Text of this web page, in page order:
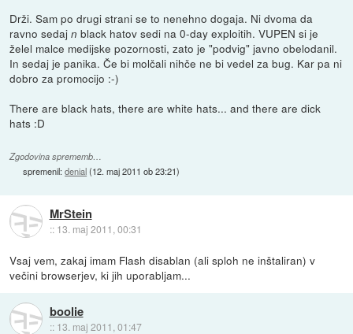
Drži. Sam po drugi strani se to nenehno dogaja. Ni dvoma da
ravno sedajn black hatov sedi na 0-day exploitih. VUPEN si je
želel malce medijske pozornosti, zato je "podvig" javno obelodanil.
In sedaj je panika. Če bi molčali nihče ne bi vedel za bug. Kar pa ni
dobro za promocijo :-)
There are black hats, there are white hats... and there are dick
hats :D
Zgodovina sprememb…
spremenil:denial(12. maj 2011 ob 23:21)
MrStein
:: 13. maj 2011, 00:31
Vsaj vem, zakaj imam Flash disablan (ali sploh ne inštaliran) v
večini browserjev, ki jih uporabljam...
boolie
:: 13. maj 2011, 01:47